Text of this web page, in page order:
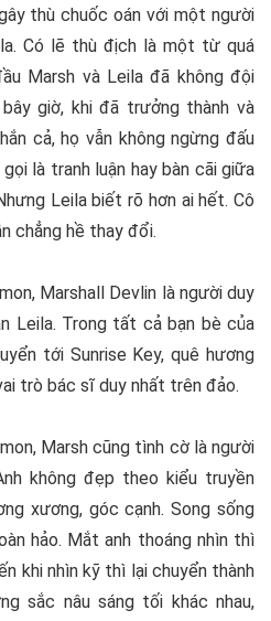
thù chuốc oán với một người
Có lẽ thù địch là một từ quá
Marsh và Leila đã không đội
giờ, khi đã trưởng thành và
cả, họ vẫn không ngừng đấu
là tranh luận hay bàn cãi giữa
Leila biết rõ hơn ai hết. Cô
chẳng hề thay đổi.
Marshall Devlin là người duy
Leila. Trong tất cả bạn bè của
tới Sunrise Key, quê hương
trò bác sĩ duy nhất trên đảo.
Marsh cũng tình cờ là người
không đẹp theo kiểu truyền
xương, góc cạnh. Song sống
hảo. Mắt anh thoáng nhìn thì
khi nhìn kỹ thì lại chuyển thành
sắc nâu sáng tối khác nhau,